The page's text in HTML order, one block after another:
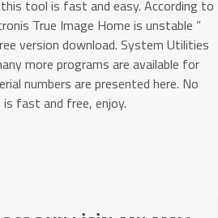
tool is fast and easy. According to
True Image Home is unstable ”
version download. System Utilities
more programs are available for
numbers are presented here. No
fast and free, enjoy.